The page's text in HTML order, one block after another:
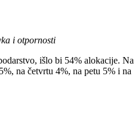
i otpornosti
išlo bi 54% alokacije. Na
na četvrtu 4%, na petu 5% i na